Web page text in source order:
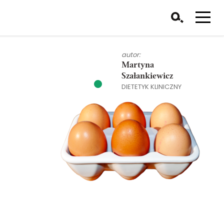
autor:
Martyna
Szałankiewicz
DIETETYK KLINICZNY